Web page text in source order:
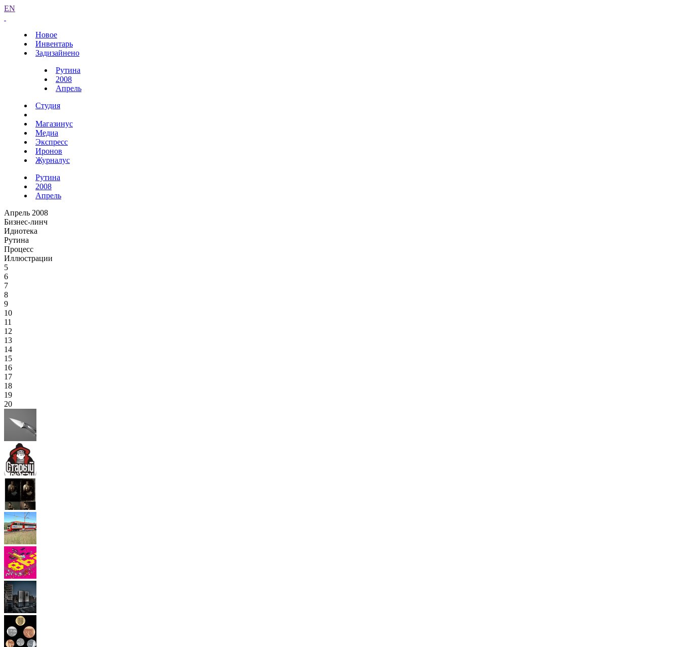
EN
Новое
Инвентарь
Задизайнено
Рутина
2008
Апрель
Студия
Магазинус
Медиа
Экспресс
Иронов
Журналус
Рутина
2008
Апрель
Апрель 2008
Бизнес-линч
Идиотека
Рутина
Процесс
Иллюстрации
5
6
7
8
9
10
11
12
13
14
15
16
17
18
19
20